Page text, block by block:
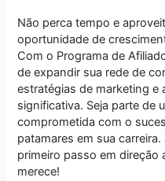
Não perca tempo e
oportunidade de
Com o Programa de
de expandir sua rede de
estratégias de marketing e
significativa. Seja parte de
comprometida com o
patamares em sua
primeiro passo em direção
merece!